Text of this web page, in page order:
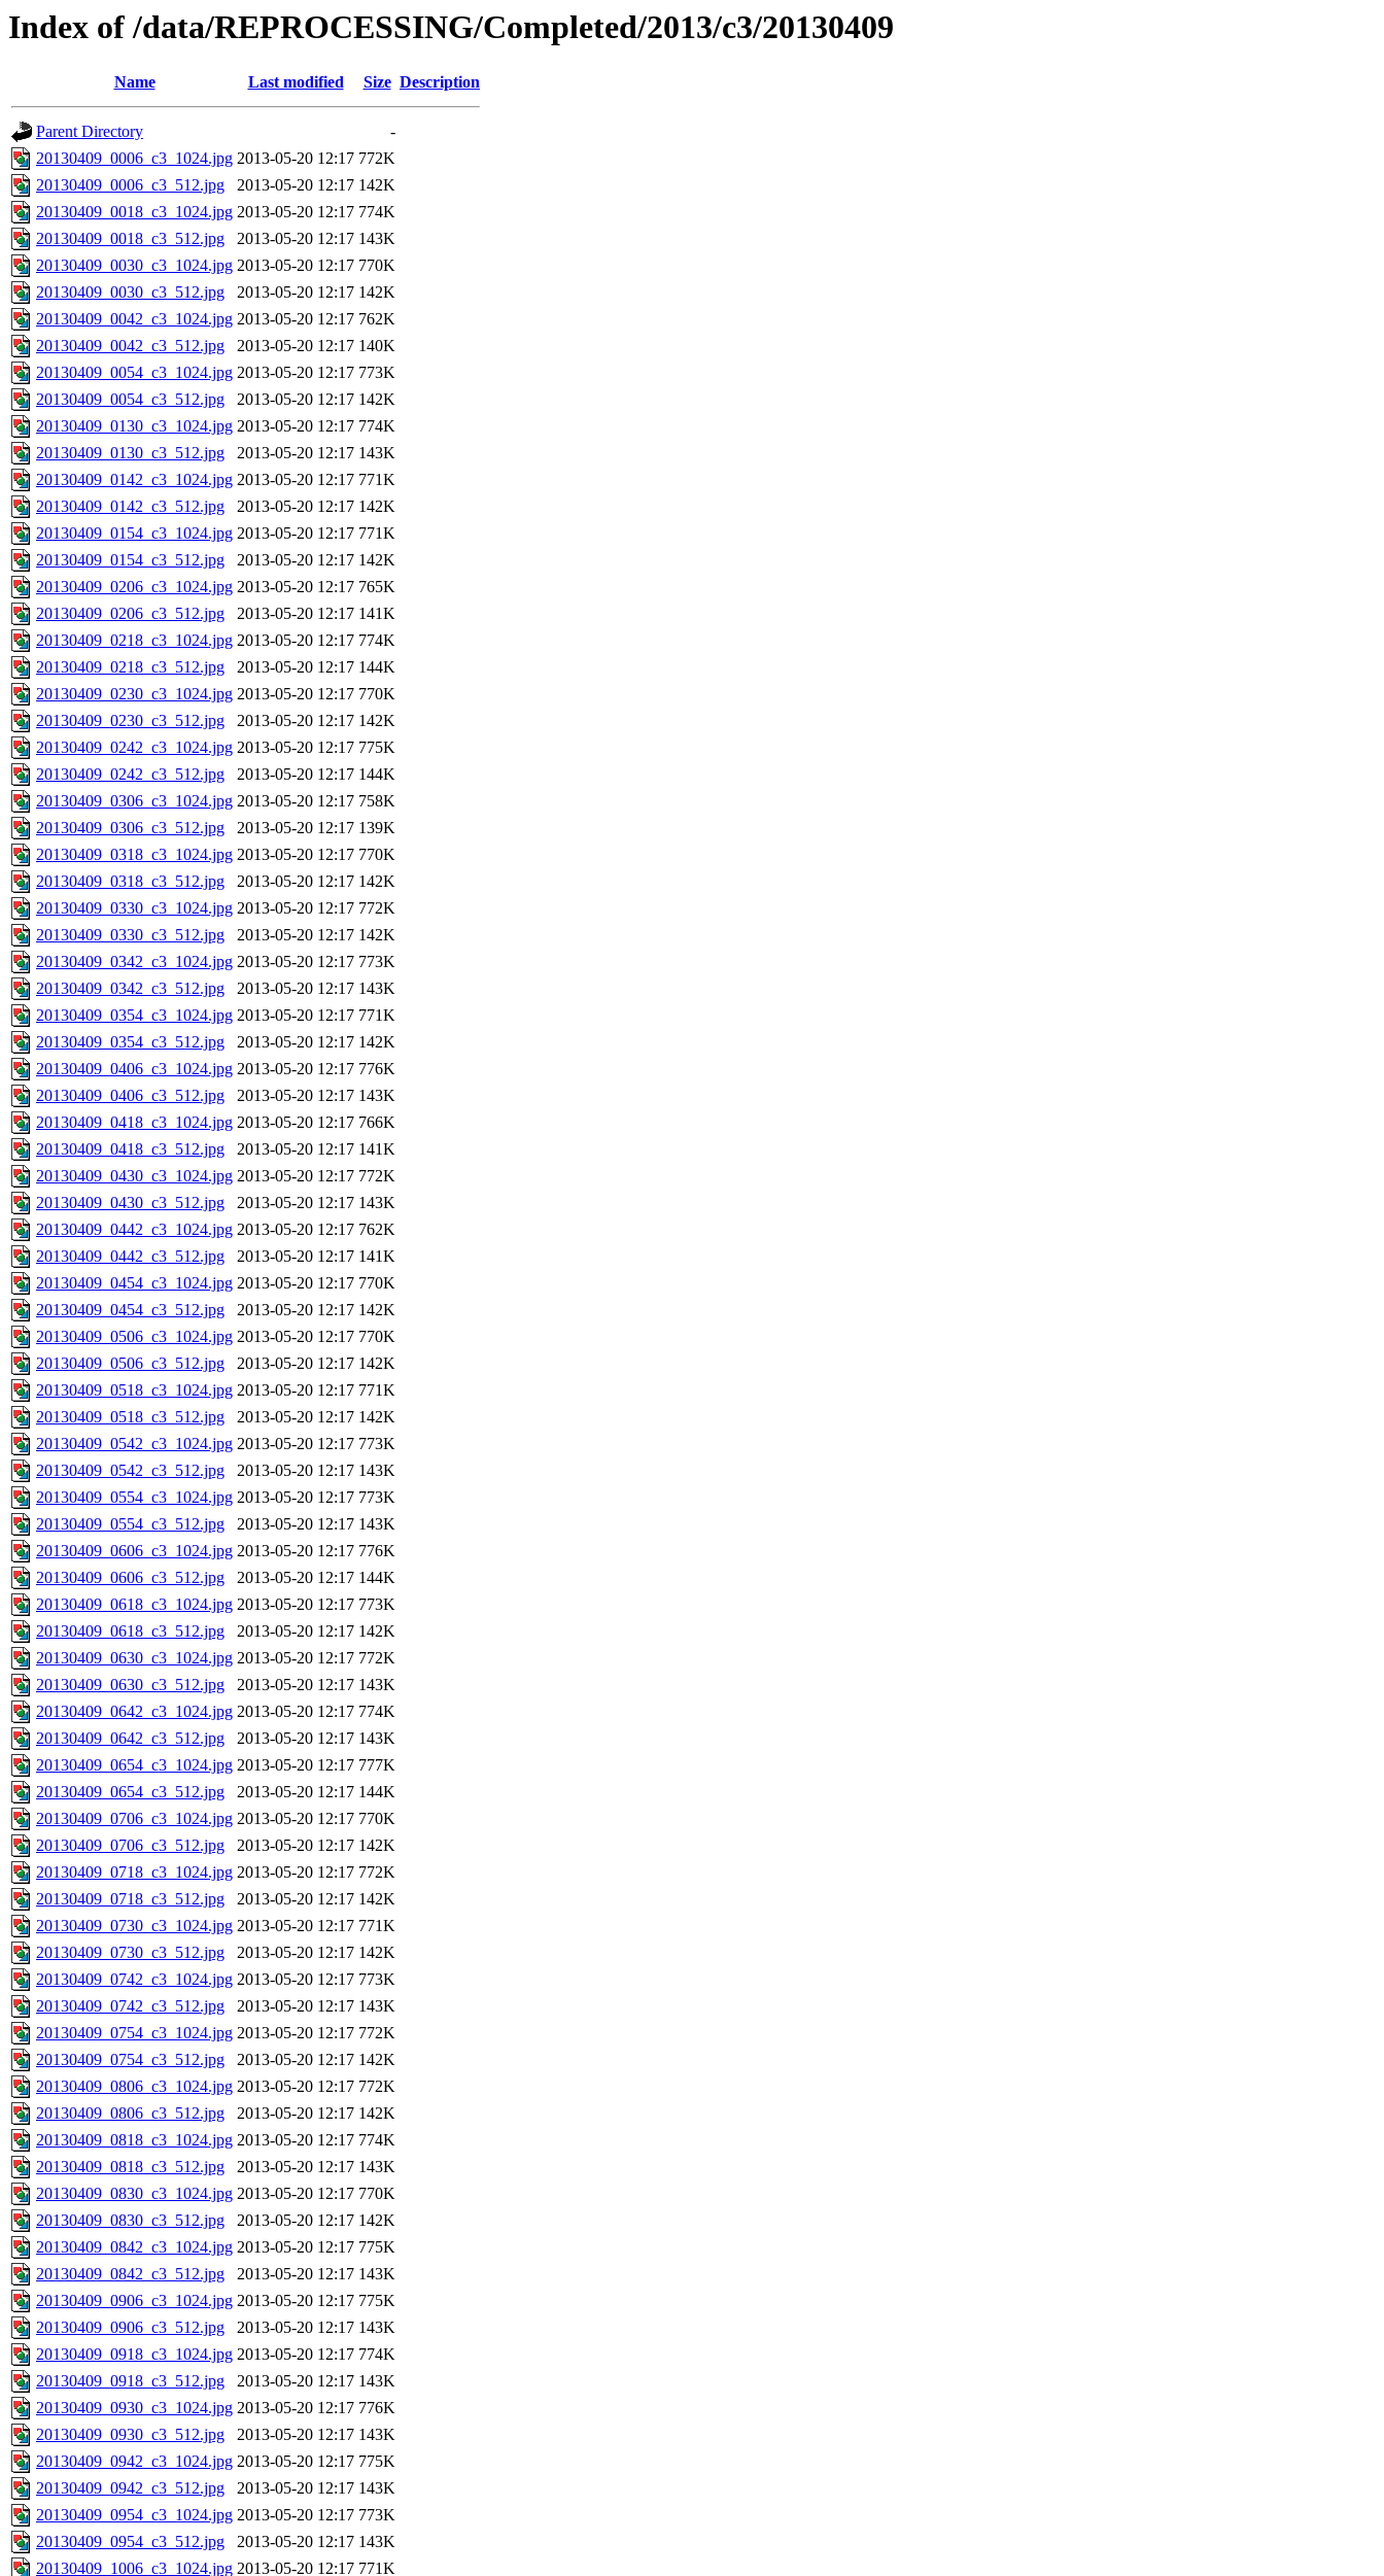
Index of /data/REPROCESSING/Completed/2013/c3/20130409
Name Last modified Size Description
Parent Directory
-
20130409_0006_c3_1024.jpg 2013-05-20 12:17 772K
20130409_0006_c3_512.jpg
2013-05-20 12:17 142K
20130409_0018_c3_1024.jpg 2013-05-20 12:17 774K
20130409_0018_c3_512.jpg
2013-05-20 12:17 143K
20130409_0030_c3_1024.jpg 2013-05-20 12:17 770K
20130409_0030_c3_512.jpg
2013-05-20 12:17 142K
20130409_0042_c3_1024.jpg 2013-05-20 12:17 762K
20130409_0042_c3_512.jpg
2013-05-20 12:17 140K
20130409_0054_c3_1024.jpg 2013-05-20 12:17 773K
20130409_0054_c3_512.jpg
2013-05-20 12:17 142K
20130409_0130_c3_1024.jpg 2013-05-20 12:17 774K
20130409_0130_c3_512.jpg
2013-05-20 12:17 143K
20130409_0142_c3_1024.jpg 2013-05-20 12:17 771K
20130409_0142_c3_512.jpg
2013-05-20 12:17 142K
20130409_0154_c3_1024.jpg 2013-05-20 12:17 771K
20130409_0154_c3_512.jpg
2013-05-20 12:17 142K
20130409_0206_c3_1024.jpg 2013-05-20 12:17 765K
20130409_0206_c3_512.jpg
2013-05-20 12:17 141K
20130409_0218_c3_1024.jpg 2013-05-20 12:17 774K
20130409_0218_c3_512.jpg
2013-05-20 12:17 144K
20130409_0230_c3_1024.jpg 2013-05-20 12:17 770K
20130409_0230_c3_512.jpg
2013-05-20 12:17 142K
20130409_0242_c3_1024.jpg 2013-05-20 12:17 775K
20130409_0242_c3_512.jpg
2013-05-20 12:17 144K
20130409_0306_c3_1024.jpg 2013-05-20 12:17 758K
20130409_0306_c3_512.jpg
2013-05-20 12:17 139K
20130409_0318_c3_1024.jpg 2013-05-20 12:17 770K
20130409_0318_c3_512.jpg
2013-05-20 12:17 142K
20130409_0330_c3_1024.jpg 2013-05-20 12:17 772K
20130409_0330_c3_512.jpg
2013-05-20 12:17 142K
20130409_0342_c3_1024.jpg 2013-05-20 12:17 773K
20130409_0342_c3_512.jpg
2013-05-20 12:17 143K
20130409_0354_c3_1024.jpg 2013-05-20 12:17 771K
20130409_0354_c3_512.jpg
2013-05-20 12:17 142K
20130409_0406_c3_1024.jpg 2013-05-20 12:17 776K
20130409_0406_c3_512.jpg
2013-05-20 12:17 143K
20130409_0418_c3_1024.jpg 2013-05-20 12:17 766K
20130409_0418_c3_512.jpg
2013-05-20 12:17 141K
20130409_0430_c3_1024.jpg 2013-05-20 12:17 772K
20130409_0430_c3_512.jpg
2013-05-20 12:17 143K
20130409_0442_c3_1024.jpg 2013-05-20 12:17 762K
20130409_0442_c3_512.jpg
2013-05-20 12:17 141K
20130409_0454_c3_1024.jpg 2013-05-20 12:17 770K
20130409_0454_c3_512.jpg
2013-05-20 12:17 142K
20130409_0506_c3_1024.jpg 2013-05-20 12:17 770K
20130409_0506_c3_512.jpg
2013-05-20 12:17 142K
20130409_0518_c3_1024.jpg 2013-05-20 12:17 771K
20130409_0518_c3_512.jpg
2013-05-20 12:17 142K
20130409_0542_c3_1024.jpg 2013-05-20 12:17 773K
20130409_0542_c3_512.jpg
2013-05-20 12:17 143K
20130409_0554_c3_1024.jpg 2013-05-20 12:17 773K
20130409_0554_c3_512.jpg
2013-05-20 12:17 143K
20130409_0606_c3_1024.jpg 2013-05-20 12:17 776K
20130409_0606_c3_512.jpg
2013-05-20 12:17 144K
20130409_0618_c3_1024.jpg 2013-05-20 12:17 773K
20130409_0618_c3_512.jpg
2013-05-20 12:17 142K
20130409_0630_c3_1024.jpg 2013-05-20 12:17 772K
20130409_0630_c3_512.jpg
2013-05-20 12:17 143K
20130409_0642_c3_1024.jpg 2013-05-20 12:17 774K
20130409_0642_c3_512.jpg
2013-05-20 12:17 143K
20130409_0654_c3_1024.jpg 2013-05-20 12:17 777K
20130409_0654_c3_512.jpg
2013-05-20 12:17 144K
20130409_0706_c3_1024.jpg 2013-05-20 12:17 770K
20130409_0706_c3_512.jpg
2013-05-20 12:17 142K
20130409_0718_c3_1024.jpg 2013-05-20 12:17 772K
20130409_0718_c3_512.jpg
2013-05-20 12:17 142K
20130409_0730_c3_1024.jpg 2013-05-20 12:17 771K
20130409_0730_c3_512.jpg
2013-05-20 12:17 142K
20130409_0742_c3_1024.jpg 2013-05-20 12:17 773K
20130409_0742_c3_512.jpg
2013-05-20 12:17 143K
20130409_0754_c3_1024.jpg 2013-05-20 12:17 772K
20130409_0754_c3_512.jpg
2013-05-20 12:17 142K
20130409_0806_c3_1024.jpg 2013-05-20 12:17 772K
20130409_0806_c3_512.jpg
2013-05-20 12:17 142K
20130409_0818_c3_1024.jpg 2013-05-20 12:17 774K
20130409_0818_c3_512.jpg
2013-05-20 12:17 143K
20130409_0830_c3_1024.jpg 2013-05-20 12:17 770K
20130409_0830_c3_512.jpg
2013-05-20 12:17 142K
20130409_0842_c3_1024.jpg 2013-05-20 12:17 775K
20130409_0842_c3_512.jpg
2013-05-20 12:17 143K
20130409_0906_c3_1024.jpg 2013-05-20 12:17 775K
20130409_0906_c3_512.jpg
2013-05-20 12:17 143K
20130409_0918_c3_1024.jpg 2013-05-20 12:17 774K
20130409_0918_c3_512.jpg
2013-05-20 12:17 143K
20130409_0930_c3_1024.jpg 2013-05-20 12:17 776K
20130409_0930_c3_512.jpg
2013-05-20 12:17 143K
20130409_0942_c3_1024.jpg 2013-05-20 12:17 775K
20130409_0942_c3_512.jpg
2013-05-20 12:17 143K
20130409_0954_c3_1024.jpg 2013-05-20 12:17 773K
20130409_0954_c3_512.jpg
2013-05-20 12:17 143K
20130409_1006_c3_1024.jpg 2013-05-20 12:17 771K